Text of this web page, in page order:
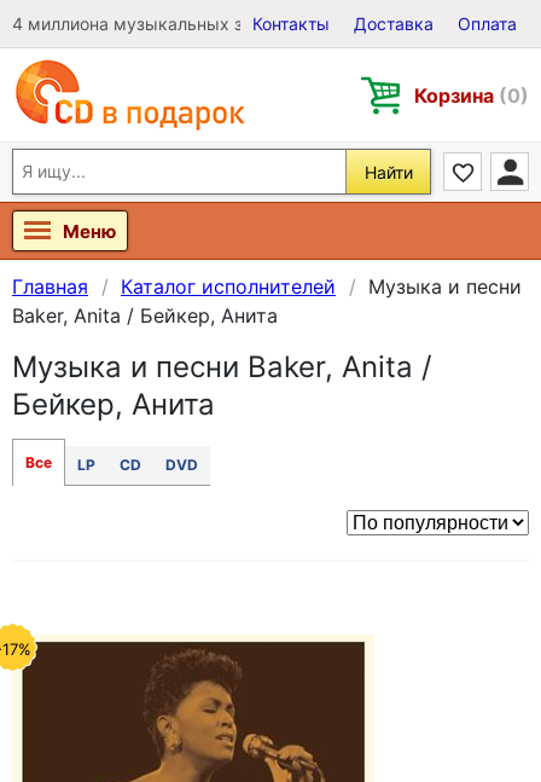
4 миллиона музыкальных записей на Виниле, CD и DVD
Контакты Доставка Оплата
Корзина (0)
Найти
Меню
Главная Каталог исполнителей
Музыка и песни
Baker, Anita / Бейкер, Анита
Музыка и песни Baker, Anita /
Бейкер, Анита
Все LP CD DVD